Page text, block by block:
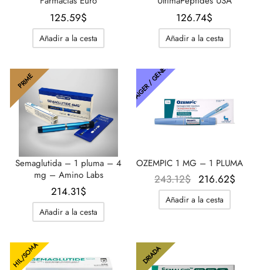
125.59$
Añadir a la cesta
126.74$
Añadir a la cesta
PRIME
Semaglutida – 1 pluma – 4
mg – Amino Labs
214.31$
Añadir a la cesta
THAIGER / GENÉTICA
OZEMPIC 1 MG – 1 PLUMA
243.12$ El precio
original
era:
216.62$
Añadir a la cesta
HIL/SOMA DRIADA